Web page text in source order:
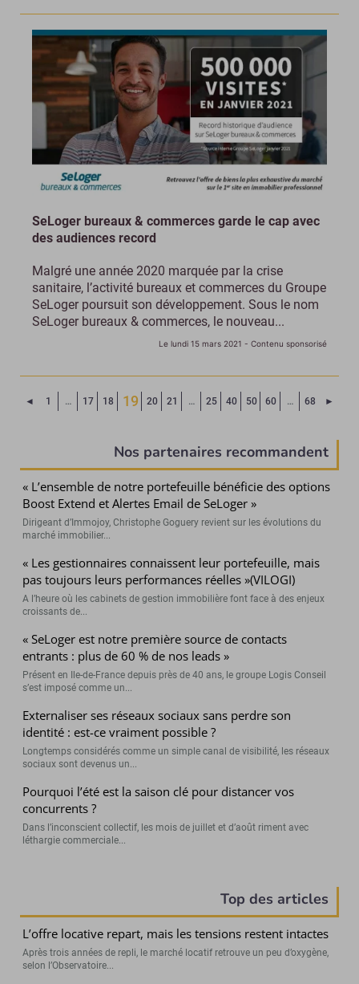
SeLoger bureaux & commerces garde le cap avec
des audiences record
Malgré une année 2020 marquée par la crise
sanitaire, l’activité bureaux et commerces du Groupe
SeLoger poursuit son développement. Sous le nom
SeLoger bureaux & commerces, le nouveau...
Le lundi 15 mars 2021 - Contenu sponsorisé
◄ Page précédente
1 … 17 18
19
20 21 … 25 40 50 60 … 68 ►
Nos partenaires recommandent
« L’ensemble de notre portefeuille bénéficie des options
Boost Extend et Alertes Email de SeLoger »
Dirigeant d’Immojoy, Christophe Goguery revient sur les évolutions du
marché immobilier...
« Les gestionnaires connaissent leur portefeuille, mais
pas toujours leurs performances réelles »(VILOGI)
A l’heure où les cabinets de gestion immobilière font face à des enjeux
croissants de...
« SeLoger est notre première source de contacts
entrants : plus de 60 % de nos leads »
Présent en Ile-de-France depuis près de 40 ans, le groupe Logis Conseil
s’est imposé comme un...
Externaliser ses réseaux sociaux sans perdre son
identité : est-ce vraiment possible ?
Longtemps considérés comme un simple canal de visibilité, les réseaux
sociaux sont devenus un...
Pourquoi l’été est la saison clé pour distancer vos
concurrents ?
Dans l’inconscient collectif, les mois de juillet et d’août riment avec
léthargie commerciale...
Top des articles
L’offre locative repart, mais les tensions restent intactes
Après trois années de repli, le marché locatif retrouve un peu d’oxygène,
selon l’Observatoire...